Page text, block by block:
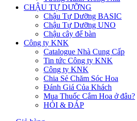
CHẬU TỰ DƯỠNG
Chậu Tự Dưỡng BASIC
Chậu Tự Dưỡng UNO
Chậu cây để bàn
Công ty KNK
Catalogue Nhà Cung Cấp
Tin tức Công ty KNK
Công ty KNK
Chia Sẻ Chăm Sóc Hoa
Đánh Giá Của Khách
Mua Thuốc Cắm Hoa ở đâu?
HỎI & ĐÁP